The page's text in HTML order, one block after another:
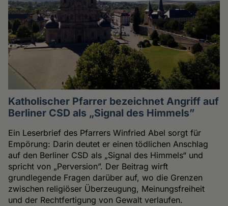
Katholischer Pfarrer bezeichnet Angriff auf
Berliner CSD als „Signal des Himmels”
Ein Leserbrief des Pfarrers Winfried Abel sorgt für
Empörung: Darin deutet er einen tödlichen Anschlag
auf den Berliner CSD als „Signal des Himmels“ und
spricht von „Perversion”. Der Beitrag wirft
grundlegende Fragen darüber auf, wo die Grenzen
zwischen religiöser Überzeugung, Meinungsfreiheit
und der Rechtfertigung von Gewalt verlaufen.